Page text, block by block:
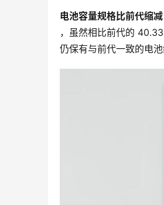
电池容量规格比前代缩减
，虽然相比前代的
仍保有与前代一致的电